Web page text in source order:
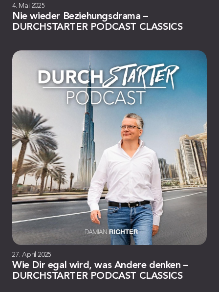
4. Mai 2025
Nie wieder Beziehungsdrama –
DURCHSTARTER PODCAST CLASSICS
27. April 2025
Wie Dir egal wird, was Andere denken –
DURCHSTARTER PODCAST CLASSICS